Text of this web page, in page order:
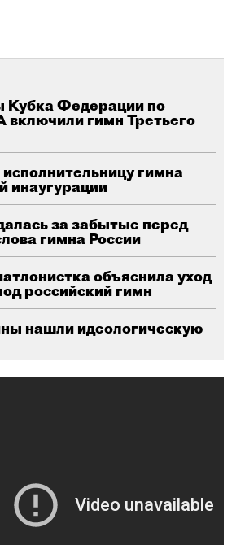
Кубка Федерации по
гимн Третьего
гимна
инаугурации
за забытые перед
гимна России
объяснила уход
российский гимн
нашли идеологическую